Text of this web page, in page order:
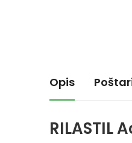
Opis
RILASTIL